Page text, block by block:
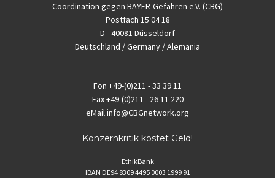
Coordination gegen BAYER-Gefahren e.V. (CBG)
Postfach 15 04 18
D - 40081 Düsseldorf
Deutschland / Germany / Alemania
Fon +49-(0)211 - 33 39 11
Fax+49-(0)211 - 26 11 220
eMailinfo@CBGnetwork.org
Konzernkritik kostet Geld!
EthikBank
IBAN DE94 8309 4495 0003 1999 91